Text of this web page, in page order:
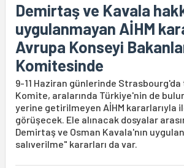
Demirtaş ve Kavala
uygulanmayan AİHM
Avrupa Konseyi
Komitesinde
9-11 Haziran günlerinde
Komite, aralarında Türkiye'nin de
yerine getirilmeyen AİHM kararlarıyla
görüşecek. Ele alınacak dosyalar
Demirtaş ve Osman Kavala'nın
salıverilme" kararları da var.